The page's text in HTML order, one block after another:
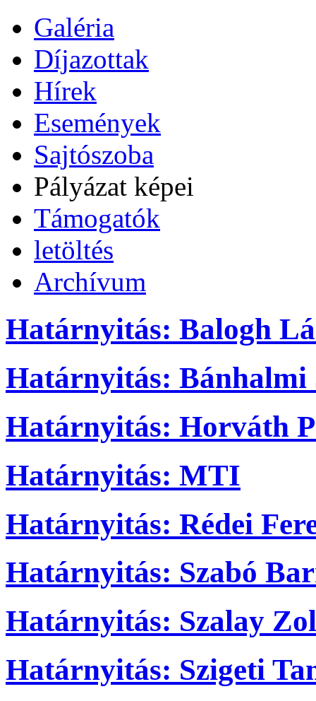
Galéria
Díjazottak
Hírek
Események
Sajtószoba
Pályázat képei
Támogatók
letöltés
Archívum
Határnyitás: Balogh
Határnyitás: Bánhalmi
Határnyitás: Horváth
Határnyitás: MTI
Határnyitás: Rédei
Határnyitás: Szabó
Határnyitás: Szalay
Határnyitás: Szigeti